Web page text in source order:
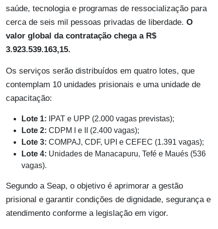
saúde, tecnologia e programas de ressocialização para
cerca de seis mil pessoas privadas de liberdade. O
valor global da contratação chega a R$
3.923.539.163,15.
Os serviços serão distribuídos em quatro lotes, que
contemplam 10 unidades prisionais e uma unidade de
capacitação:
Lote 1: IPAT e UPP (2.000 vagas previstas);
Lote 2: CDPM I e II (2.400 vagas);
Lote 3: COMPAJ, CDF, UPI e CEFEC (1.391 vagas);
Lote 4: Unidades de Manacapuru, Tefé e Maués (536
vagas).
Segundo a Seap, o objetivo é aprimorar a gestão
prisional e garantir condições de dignidade, segurança e
atendimento conforme a legislação em vigor.